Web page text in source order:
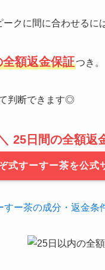
クに間に合わせるに
額返金保証つき。
判断できます◎
25日間の全額返
式すーすー茶を公式
すー茶の成分・返金条